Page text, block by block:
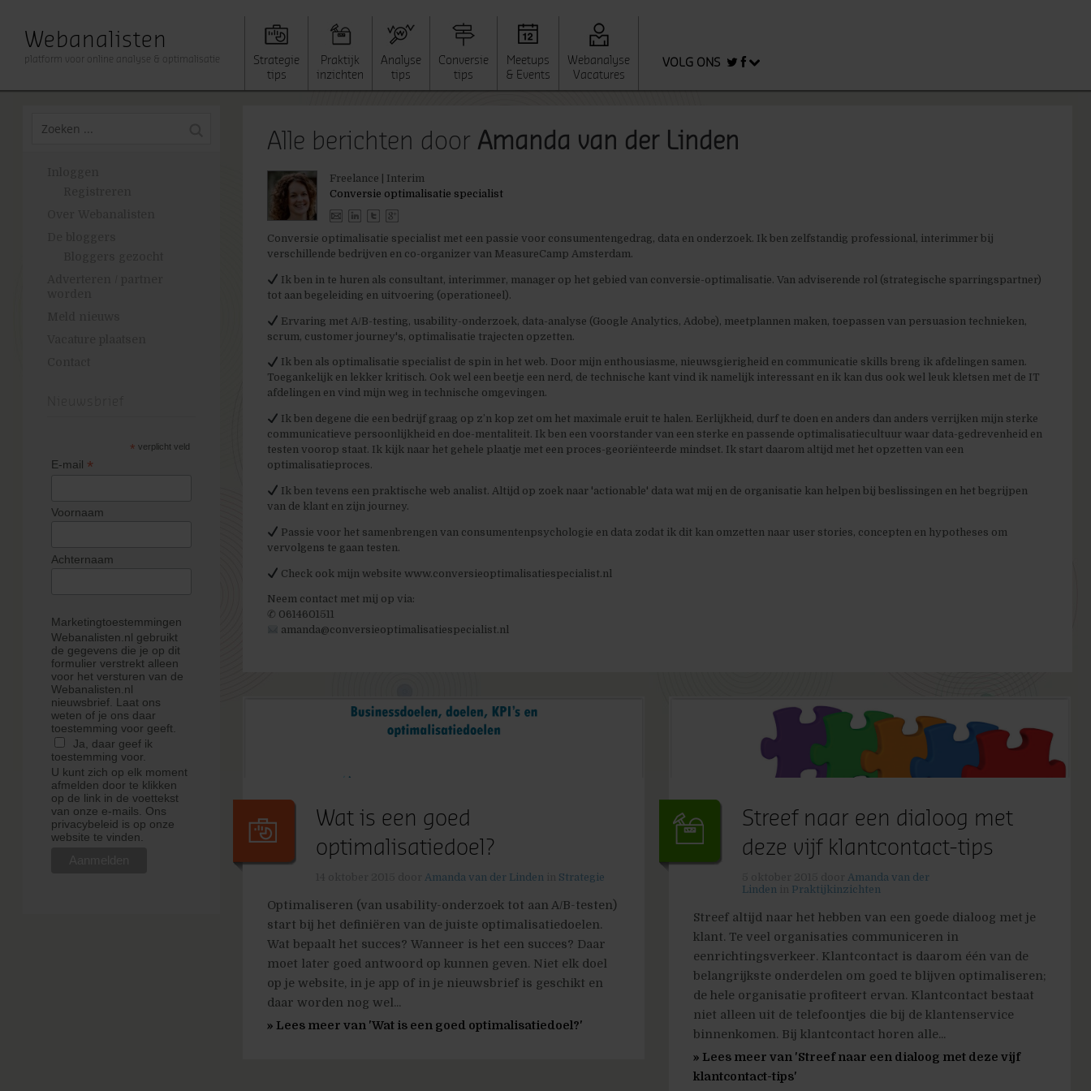
Webanalisten
platform voor online analyse & optimalisatie
Strategie
tips
Praktijk
inzichten
Analyse
tips
Conversie
tips
Meetups
& Events
Webanalyse
Vacatures
VOLG ONS
* verplicht veld
E-mail *
Voornaam
Achternaam
Marketingtoestemmingen
Webanalisten.nl gebruikt
de gegevens die je op dit
formulier verstrekt alleen
voor het versturen van de
Webanalisten.nl
nieuwsbrief. Laat ons
weten of je ons daar
toestemming voor geeft.
Ja, daar geef ik
toestemming voor.
U kunt zich op elk moment
afmelden door te klikken
op de link in de voettekst
van onze e-mails. Ons
privacybeleid is op onze
website te vinden.
Alle berichten door Amanda van der Linden
Freelance | Interim
Conversie optimalisatie specialist
Conversie optimalisatie specialist met een passie voor consumentengedrag, data en onderzoek. Ik ben zelfstandig professional, interimmer bij
verschillende bedrijven en co-organizer van MeasureCamp Amsterdam.
Ik ben in te huren als consultant, interimmer, manager op het gebied van conversie-optimalisatie. Van adviserende rol (strategische sparringspartner)
tot aan begeleiding en uitvoering (operationeel).
Ervaring met A/B-testing, usability-onderzoek, data-analyse (Google Analytics, Adobe), meetplannen maken, toepassen van persuasion technieken,
scrum, customer journey's, optimalisatie trajecten opzetten.
Ik ben als optimalisatie specialist de spin in het web. Door mijn enthousiasme, nieuwsgierigheid en communicatie skills breng ik afdelingen samen.
Toegankelijk en lekker kritisch. Ook wel een beetje een nerd, de technische kant vind ik namelijk interessant en ik kan dus ook wel leuk kletsen met de IT
afdelingen en vind mijn weg in technische omgevingen.
Ik ben degene die een bedrijf graag op z’n kop zet om het maximale eruit te halen. Eerlijkheid, durf te doen en anders dan anders verrijken mijn sterke
communicatieve persoonlijkheid en doe-mentaliteit. Ik ben een voorstander van een sterke en passende optimalisatiecultuur waar data-gedrevenheid en
testen voorop staat. Ik kijk naar het gehele plaatje met een proces-georiënteerde mindset. Ik start daarom altijd met het opzetten van een
optimalisatieproces.
Ik ben tevens een praktische web analist. Altijd op zoek naar 'actionable' data wat mij en de organisatie kan helpen bij beslissingen en het begrijpen
van de klant en zijn journey.
Passie voor het samenbrengen van consumentenpsychologie en data zodat ik dit kan omzetten naar user stories, concepten en hypotheses om
vervolgens te gaan testen.
Check ook mijn website www.conversieoptimalisatiespecialist.nl
Neem contact met mij op via:
✆ 0614601511
amanda@conversieoptimalisatiespecialist.nl
Wat is een goed
optimalisatiedoel?
Amanda van der Lindenin Strategie
Optimaliseren (van usability-onderzoek tot aan A/B-testen)
start bij het definiëren van de juiste optimalisatiedoelen.
Wat bepaalt het succes? Wanneer is het een succes? Daar
moet later goed antwoord op kunnen geven. Niet elk doel
op je website, in je app of in je nieuwsbrief is geschikt en
daar worden nog wel...
» Lees meer van 'Wat is een goed optimalisatiedoel?'
Streef naar een dialoog met
deze vijf klantcontact-tips
doorAmanda van der
Linden
Praktijkinzichten
Streef altijd naar het hebben van een goede dialoog met je
klant. Te veel organisaties communiceren in
eenrichtingsverkeer. Klantcontact is daarom één van de
belangrijkste onderdelen om goed te blijven optimaliseren;
de hele organisatie profiteert ervan. Klantcontact bestaat
niet alleen uit de telefoontjes die bij de klantenservice
binnenkomen. Bij klantcontact horen alle...
» Lees meer van 'Streef naar een dialoog met deze vijf
klantcontact-tips'